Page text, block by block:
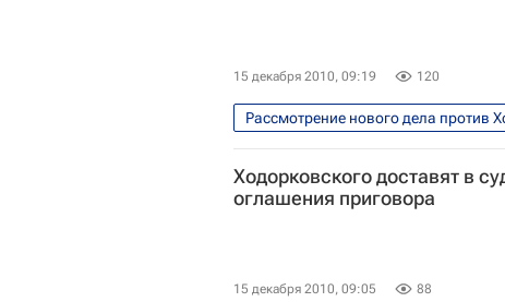
15 декабря 2010, 09:19 120
Рассмотрение нового дела против
Перенос оглашения приговора
Ходорковского доставят в
оглашения приговора
15 декабря 2010, 09:05 88